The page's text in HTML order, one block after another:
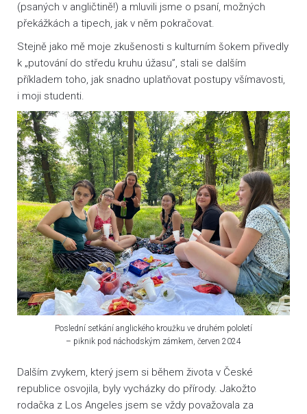
(psaných v angličtině!) a mluvili jsme o psaní, možných
překážkách a tipech, jak v něm pokračovat.
Stejně jako mě moje zkušenosti s kulturním šokem přivedly
k „putování do středu kruhu úžasu”, stali se dalším
příkladem toho, jak snadno uplatňovat postupy všímavosti,
i moji studenti.
Poslední setkání anglického kroužku ve druhém pololetí
– piknik pod náchodským zámkem, červen 2024
Dalším zvykem, který jsem si během života v České
republice osvojila, byly vycházky do přírody. Jakožto
rodačka z Los Angeles jsem se vždy považovala za